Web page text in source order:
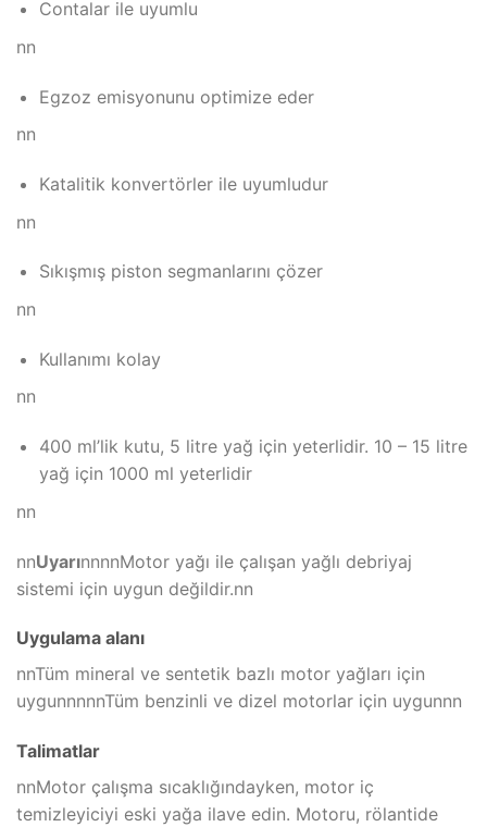
Contalar ile uyumlu
nn
Egzoz emisyonunu optimize eder
nn
Katalitik konvertörler ile uyumludur
nn
Sıkışmış piston segmanlarını çözer
nn
Kullanımı kolay
nn
400 ml’lik kutu, 5 litre yağ için yeterlidir. 10 – 15 litre
yağ için 1000 ml yeterlidir
nn
nnUyarınnnnMotor yağı ile çalışan yağlı debriyaj
sistemi için uygun değildir.nn
Uygulama alanı
nnTüm mineral ve sentetik bazlı motor yağları için
uygunnnnnTüm benzinli ve dizel motorlar için uygunnn
Talimatlar
nnMotor çalışma sıcaklığındayken, motor iç
temizleyiciyi eski yağa ilave edin. Motoru, rölantide